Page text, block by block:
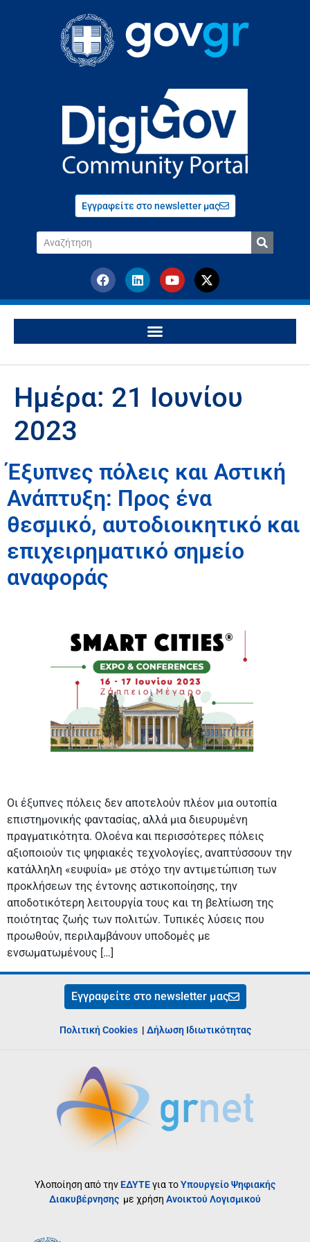
Εγγραφείτε στο newsletter μας
Ημέρα: 21 Ιουνίου
2023
Έξυπνες πόλεις και Αστική
Ανάπτυξη: Προς ένα
θεσμικό, αυτοδιοικητικό και
επιχειρηματικό σημείο
αναφοράς
Οι έξυπνες πόλεις δεν αποτελούν πλέον μια ουτοπία
επιστημονικής φαντασίας, αλλά μια διευρυμένη
πραγματικότητα. Ολοένα και περισσότερες πόλεις
αξιοποιούν τις ψηφιακές τεχνολογίες, αναπτύσσουν την
κατάλληλη «ευφυία» με στόχο την αντιμετώπιση των
προκλήσεων της έντονης αστικοποίησης, την
αποδοτικότερη λειτουργία τους και τη βελτίωση της
ποιότητας ζωής των πολιτών. Τυπικές λύσεις που
προωθούν, περιλαμβάνουν υποδομές με
ενσωματωμένους […]
Εγγραφείτε στο newsletter μας
Πολιτική Cookies | Δήλωση Ιδιωτικότητας
Υλοποίηση από την ΕΔΥΤΕγια τοΥπουργείο Ψηφιακής
Διακυβέρνησης με χρήση Ανοικτού Λογισμικού